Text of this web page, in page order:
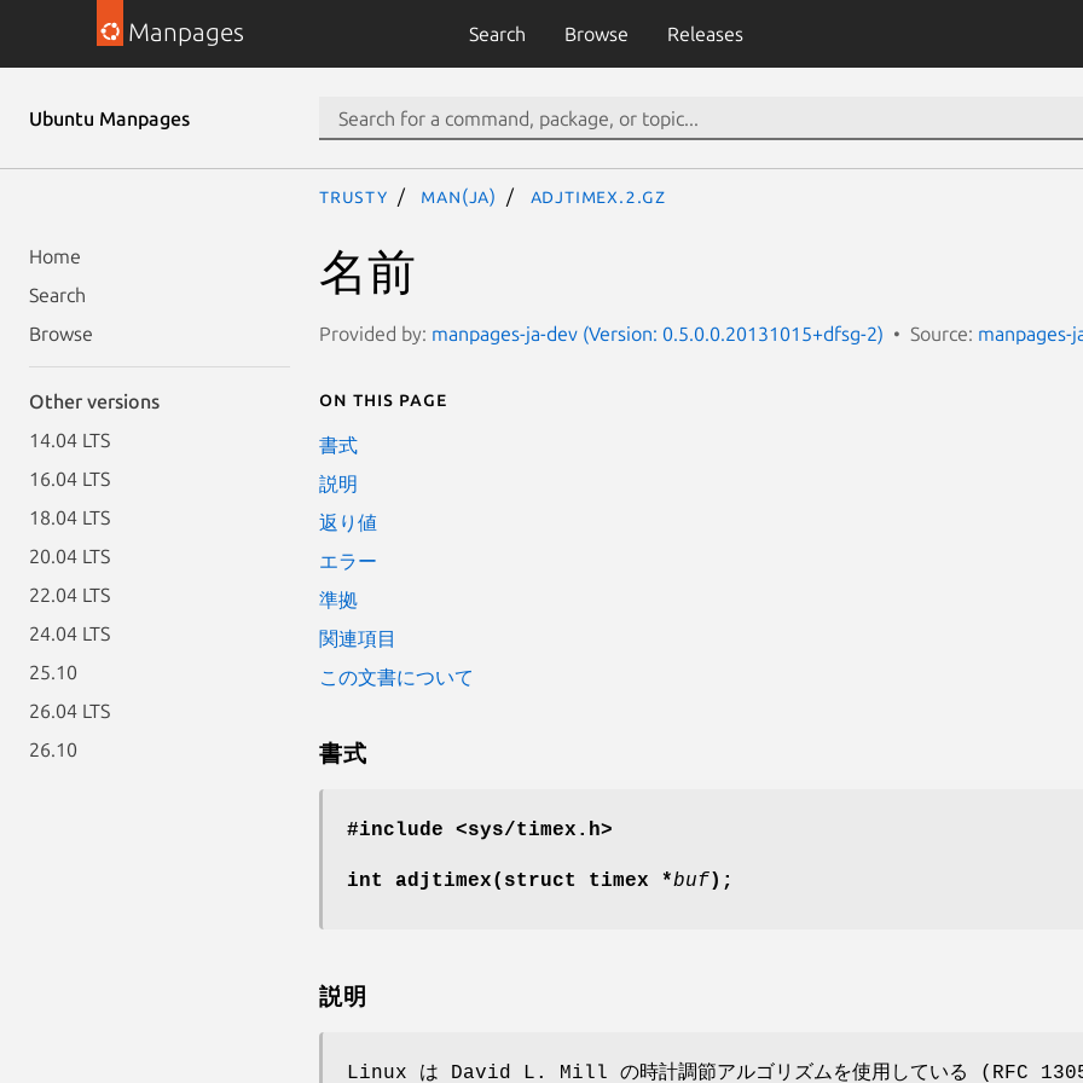
Manpages Search Browse Releases
Ubuntu Manpages
Home
Search
Browse
Other versions
14.04 LTS
16.04 LTS
18.04 LTS
20.04 LTS
22.04 LTS
24.04 LTS
25.10
26.04 LTS
26.10
trusty man(ja) adjtimex.2.gz
名前
Provided by: manpages-ja-dev (Version: 0.5.0.0.20131015+dfsg-2) Source: manpages-
On this page
書式
説明
返り値
エラー
準拠
関連項目
この文書について
書式
#include <sys/timex.h>
int adjtimex(struct timex *buf);
説明
Linux は David L. Mill の時計調節アルゴリズムを使用している (RFC